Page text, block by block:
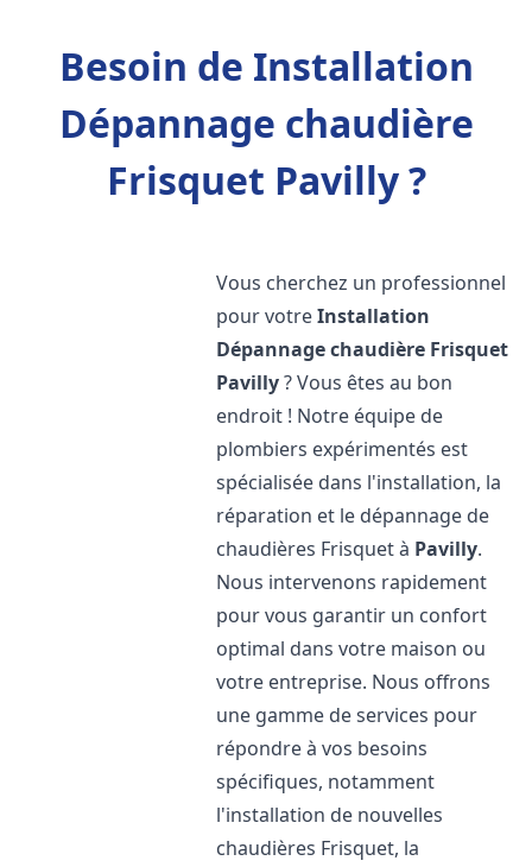
Besoin de Installation
Dépannage chaudière
Frisquet Pavilly ?
Vous cherchez un professionnel
pour votreInstallation
Dépannage chaudière Frisquet
Pavilly? Vous êtes au bon
endroit ! Notre équipe de
plombiers expérimentés est
spécialisée dans l'installation, la
réparation et le dépannage de
chaudières Frisquet à Pavilly.
Nous intervenons rapidement
pour vous garantir un confort
optimal dans votre maison ou
votre entreprise. Nous offrons
une gamme de services pour
répondre à vos besoins
spécifiques, notamment
l'installation de nouvelles
chaudières Frisquet, la